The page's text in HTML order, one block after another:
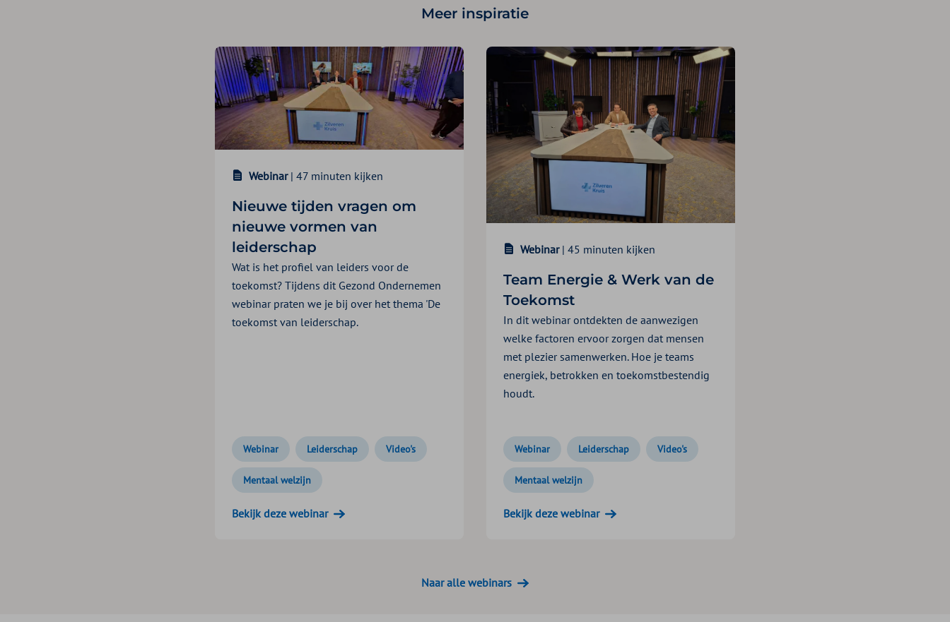
Meer inspiratie
Webinar | 47 minuten kijken
Nieuwe tijden vragen om
nieuwe vormen van
leiderschap
Wat is het profiel van leiders voor de
toekomst? Tijdens dit Gezond Ondernemen
webinar praten we je bij over het thema 'De
toekomst van leiderschap.
Webinar Leiderschap Video's
Mentaal welzijn
Bekijk deze webinar
Webinar | 45 minuten kijken
Team Energie & Werk van de
Toekomst
In dit webinar ontdekten de aanwezigen
welke factoren ervoor zorgen dat mensen
met plezier samenwerken. Hoe je teams
energiek, betrokken en toekomstbestendig
houdt.
Webinar Leiderschap Video's
Mentaal welzijn
Bekijk deze webinar
Naar alle webinars